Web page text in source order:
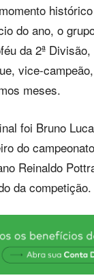
do ano, o
da 2ª
vice-
meses.
foi Bruno
do
Reinaldo
da competição.